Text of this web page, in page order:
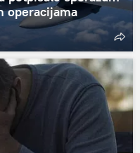
operacijama